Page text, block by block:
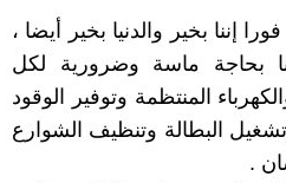
إننا بخير والدنيا بخير أيضا ،
بحاجة ماسة وضرورية لكل
المنتظمة وتوفير الوقود
البطالة وتنظيف الشوارع
.